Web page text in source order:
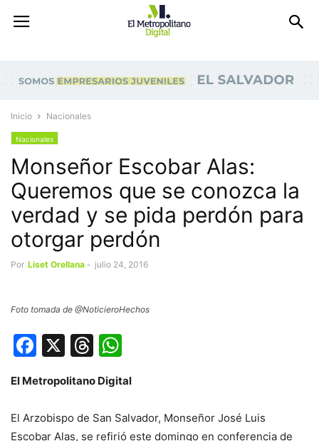
Inicio Nacionales
Nacionales
Monseñor Escobar Alas:
Queremos que se conozca la
verdad y se pida perdón para
otorgar perdón
Por Liset Orellana - julio 24, 2016
Foto tomada de @NoticieroHechos
Facebook
X Threads
El Metropolitano Digital
El Arzobispo de San Salvador, Monseñor José Luis
Escobar Alas, se refirió este domingo en conferencia de